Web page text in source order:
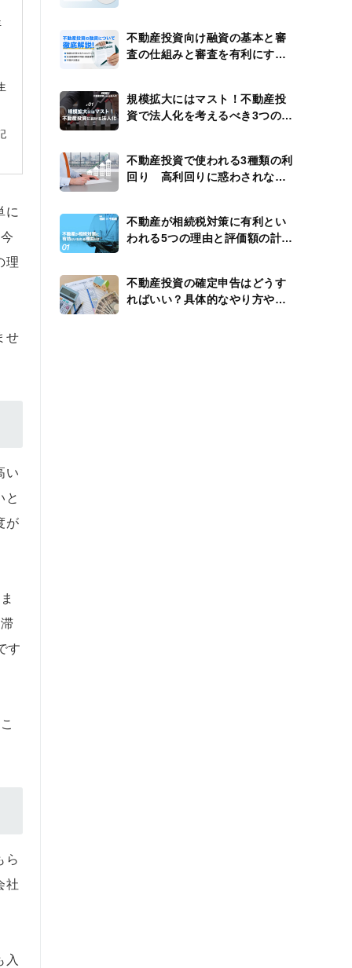
に
理
せ
い
と
が
す
ら
社
入
不動産投資向け融資の基本と審
査の仕組みと審査を有利にする
規模拡大にはマスト！不動産投
資で法人化を考えるべき3つのタ
不動産投資で使われる3種類の利
回り 高利回りに惑わされない
不動産が相続税対策に有利とい
われる5つの理由と評価額の計算
不動産投資の確定申告はどうす
ればいい？具体的なやり方や還